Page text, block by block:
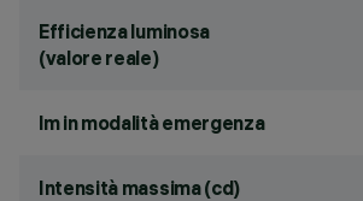
Efficienza luminosa
(valore reale)
lm in modalità emergenza
Intensità massima (cd)